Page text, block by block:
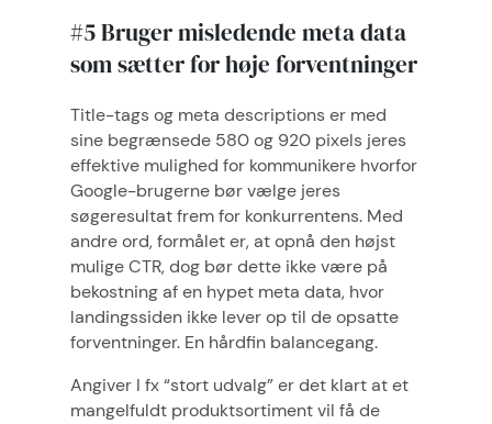
#5 Bruger misledende meta data
som sætter for høje forventninger
Title-tags og meta descriptions er med
sine begrænsede 580 og 920 pixels jeres
effektive mulighed for kommunikere hvorfor
Google-brugerne bør vælge jeres
søgeresultat frem for konkurrentens. Med
andre ord, formålet er, at opnå den højst
mulige CTR, dog bør dette ikke være på
bekostning af en hypet meta data, hvor
landingssiden ikke lever op til de opsatte
forventninger. En hårdfin balancegang.
Angiver I fx “stort udvalg” er det klart at et
mangelfuldt produktsortiment vil få de